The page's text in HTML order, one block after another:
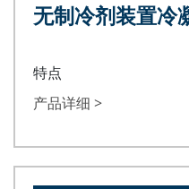
无制冷剂装置冷
特点
产品详细 >